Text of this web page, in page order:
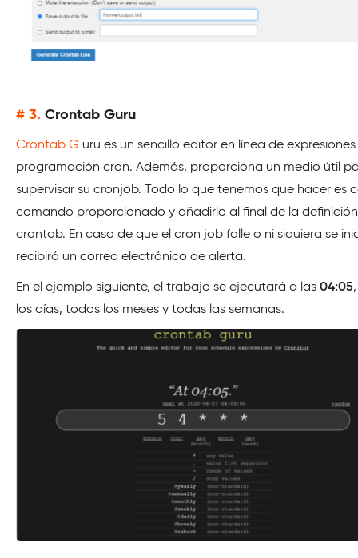
# 3. Crontab Guru
Crontab G uru es un sencillo editor en línea de
programación cron. Además, proporciona un medio útil
supervisar su cronjob. Todo lo que tenemos que hacer es
comando proporcionado y añadirlo al final de la
crontab. En caso de que el cron job falle o ni siquiera se
recibirá un correo electrónico de alerta.
En el ejemplo siguiente, el trabajo se ejecutará a las 04:05
los días, todos los meses y todas las semanas.